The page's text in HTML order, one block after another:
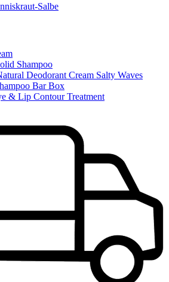
Salbe
Shampoo
Deodorant Cream Salty Waves
Bar Box
& Lip Contour Treatment